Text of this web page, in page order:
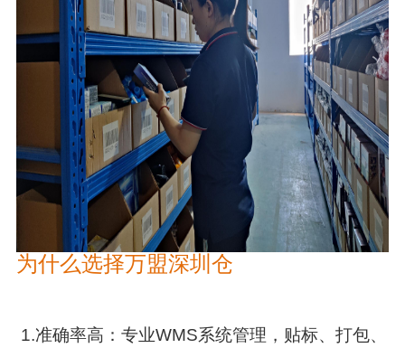
为什么选择万盟深圳仓
1.准确率高：专业WMS系统管理，贴标、打包、